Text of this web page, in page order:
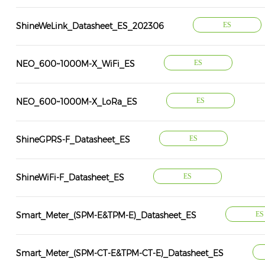
ShineWeLink_Datasheet_ES_202306 ES
NEO_600~1000M-X_WiFi_ES ES
NEO_600~1000M-X_LoRa_ES ES
ShineGPRS-F_Datasheet_ES ES
ShineWiFi-F_Datasheet_ES ES
Smart_Meter_(SPM-E&TPM-E)_Datasheet_ES ES
Smart_Meter_(SPM-CT-E&TPM-CT-E)_Datasheet_ES